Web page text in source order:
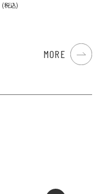
(税込)
MORE